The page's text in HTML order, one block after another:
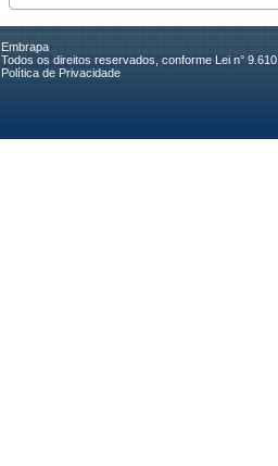
Embrapa
Todos os direitos reservados, conforme Lei n° 9.610
Política de Privacidade